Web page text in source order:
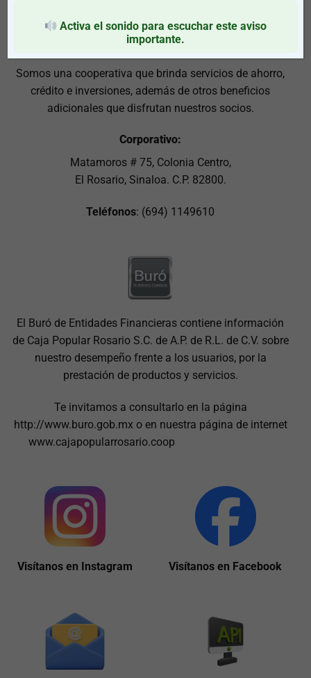
Somos una cooperativa que brinda servicios de ahorro,
crédito e inversiones, además de otros beneficios
adicionales que disfrutan nuestros socios.
Corporativo:
Matamoros # 75, Colonia Centro,
El Rosario, Sinaloa. C.P. 82800.
Teléfonos: (694) 1149610
El Buró de Entidades Financieras contiene información
de Caja Popular Rosario S.C. de A.P. de R.L. de C.V. sobre
nuestro desempeño frente a los usuarios, por la
prestación de productos y servicios.
Te invitamos a consultarlo en la página
http://www.buro.gob.mx o en nuestra página de internet
www.cajapopularrosario.coop
Visítanos en Instagram Visítanos en Facebook
Activa el sonido para escuchar este aviso
importante.